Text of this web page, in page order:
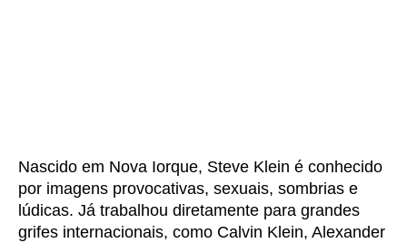
Nascido em Nova Iorque, Steve Klein é conhecido
por imagens provocativas, sexuais, sombrias e
lúdicas. Já trabalhou diretamente para grandes
grifes internacionais, como Calvin Klein, Alexander